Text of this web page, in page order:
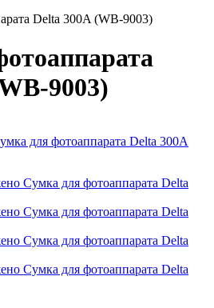
Delta 300A (WB-9003)
9003)